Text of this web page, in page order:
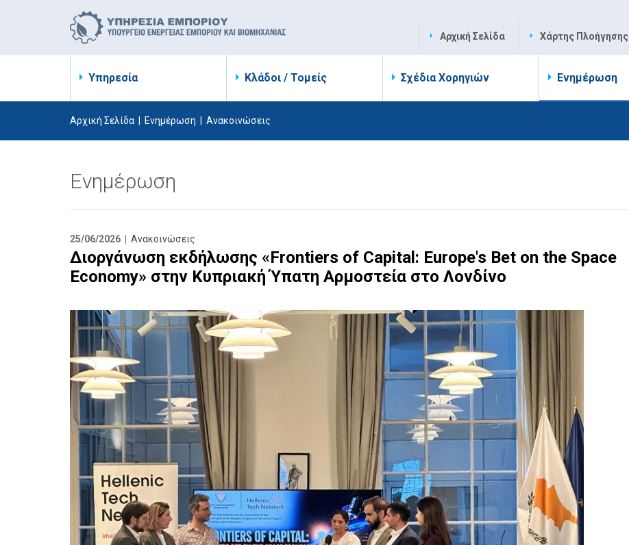
Αρχική Σελίδα Χάρτης Πλοήγησης
Υπηρεσία Κλάδοι / Τομείς Σχέδια Χορηγιών Ενημέρωση
Αρχική Σελίδα Ενημέρωση Ανακοινώσεις
Ενημέρωση
25/06/2026 | Ανακοινώσεις
Διοργάνωση εκδήλωσης «Frontiers of Capital: Europe's Bet on the Space
Economy» στην Κυπριακή Ύπατη Αρμοστεία στο Λονδίνο